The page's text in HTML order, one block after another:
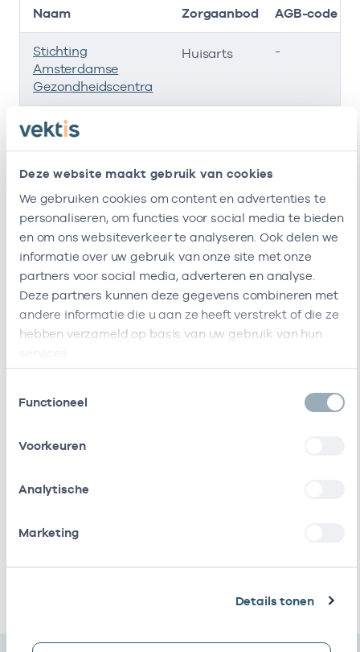
Deze website maakt gebruik van cookies
We gebruiken cookies om content en advertenties te
personaliseren, om functies voor social media te bieden
en om ons websiteverkeer te analyseren. Ook delen we
informatie over uw gebruik van onze site met onze
partners voor social media, adverteren en analyse.
Deze partners kunnen deze gegevens combineren met
andere informatie die u aan ze heeft verstrekt of die ze
hebben verzameld op basis van uw gebruik van hun
Functioneel
Voorkeuren
Analytische
Marketing
Details tonen
Ik ben werkzaam bij de volgende vestigingen
Naam Zorgaanbod AGB-code
Stichting
Amsterdamse
Gezondheidscentra
Huisarts -
Roha B.v.
Huisarts
Gezondheidscentrum
Besara Aan 'T Ij
Huisarts -
Ik heb een arbeidsrelatie met
Naam Rol AGB-code
Stichting
Gezondheidscentra
Vrijgevestigd
53530042
Roha B.v.
Besara En Geels
Gezondheidscentrum